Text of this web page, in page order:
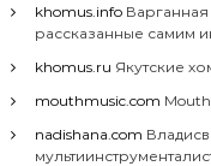
khomus.infoВарганная
рассказанные самим
khomus.ru Якутские
mouthmusic.com
nadishana.com